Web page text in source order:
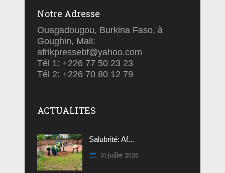
Notre Adresse
Ouagadougou, Burkina Faso, à
Goughin, Mail:
afrikpressebf@yahoo.com
Tél 1: +226 77 50 23 23
Tél 2: +226 70 80 12 79
ACTUALITES
Salubrité: Af...
31 juillet 2026